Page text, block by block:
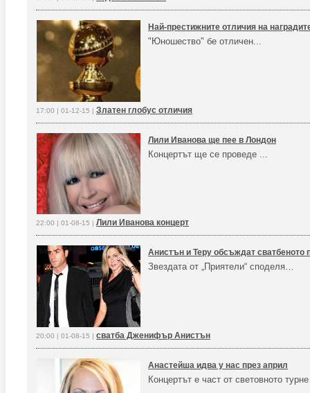
Най-престижните отличия на
"Юношество" бе отличен...
17:00 | 01-12-15 | Златен глобус отличия
Лили Иванова ще пее в Лондон
Концертът ще се проведе ...
22:00 | 01-08-15 | Лили Иванова концерт
Анистън и Теру обсъждат сватбеното
Звездата от „Приятели“ споделя…
20:00 | 01-08-15 | сватба Дженифър Анистън
Анастейша идва у нас през април
Концертът е част от световното